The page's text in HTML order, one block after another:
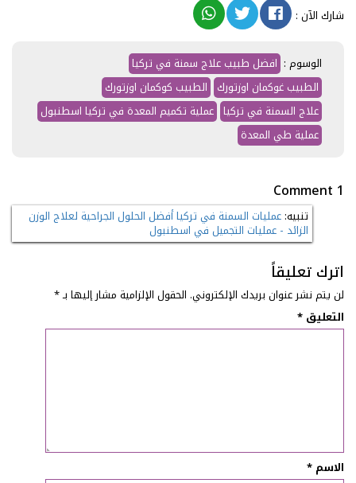
شارك الآن :
الوسوم : افضل طبيب علاج سمنة في تركيا
الطبيب غوكمان اوزتورك الطبيب كوكمان اوزتورك
علاج السمنة في تركيا عملية تكميم المعدة في تركيا اسطنبول
عملية طي المعدة
1 Comment
تنبيه:عمليات السمنة في تركيا أفضل الحلول الجراحية لعلاج الوزن
الزائد - عمليات التجميل في اسطنبول
اترك تعليقاً
لن يتم نشر عنوان بريدك الإلكتروني. الحقول الإلزامية مشار إليها بـ*
التعليق *
الاسم *